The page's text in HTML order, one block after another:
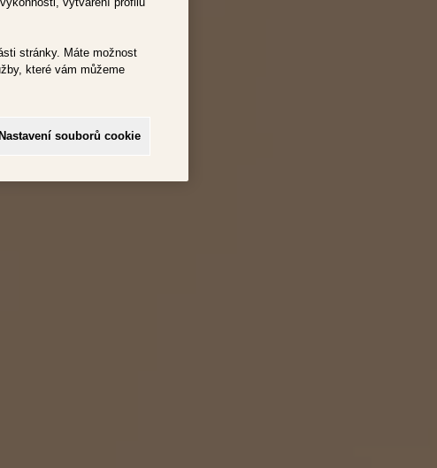
stránky. Máte možnost
které vám můžeme
Nastavení souborů cookie